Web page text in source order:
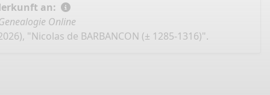
an:
Online
"Nicolas de BARBANCON (± 1285-1316)".